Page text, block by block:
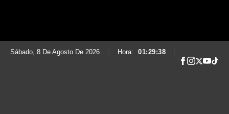
Sábado, 8 De Agosto De 2026 Hora: 01:29:39